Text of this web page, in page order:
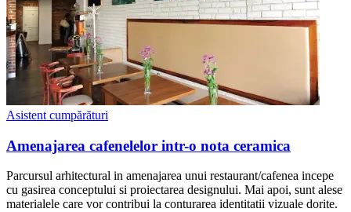
Asistent cumpărături
Amenajarea cafenelelor intr-o nota ceramica
Parcursul arhitectural in amenajarea unui restaurant/cafenea incepe
cu gasirea conceptului si proiectarea designului. Mai apoi, sunt alese
materialele care vor contribui la conturarea identitatii vizuale dorite.